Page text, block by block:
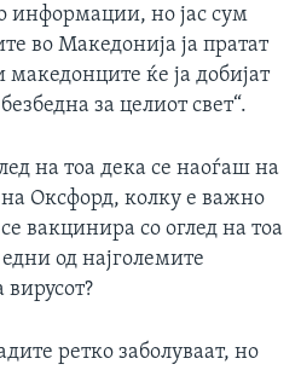
информации, но јас сум
во Македонија ја пратат
македонците ќе ја добијат
за целиот свет“.
на тоа дека се наоѓаш на
на Оксфорд, колку е важно
вакцинира со оглед на тоа
од најголемите
ретко заболуваат, но